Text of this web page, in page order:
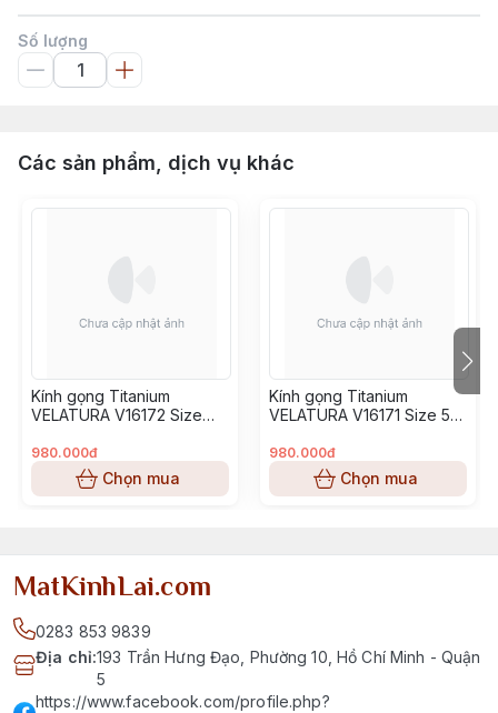
Số lượng
Các sản phẩm, dịch vụ khác
Kính gọng Titanium
VELATURA V16172 Size
980.000đ
Chọn mua
Kính gọng Titanium
VELATURA V16171 Size 53-
980.000đ
Chọn mua
MatKinhLai.com
0283 853 9839
Địa chỉ:193 Trần Hưng Đạo, Phường 10, Hồ Chí Minh - Quận
5
https://www.facebook.com/profile.php?